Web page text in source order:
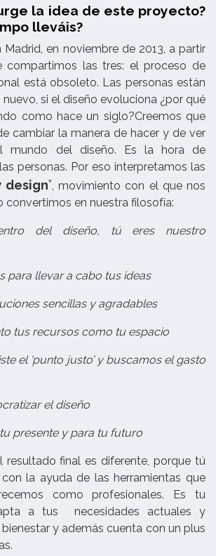
la idea de este proyecto?
lleváis?
en noviembre de 2013, a partir
compartimos las tres: el proceso de
está obsoleto. Las personas están
si el diseño evoluciona ¿por qué
como hace un siglo?Creemos que
cambiar la manera de hacer y de ver
mundo del diseño. Es la hora de
personas. Por eso interpretamos las
design”, movimiento con el que nos
convertimos en nuestra filosofía:
del diseño, tú eres nuestro
para llevar a cabo tus ideas
sencillas y agradables
tus recursos como tu espacio
el ‘punto justo’ y buscamos el gasto
el diseño
presente y para tu futuro
resultado final es diferente, porque tú
la ayuda de las herramientas que
como profesionales. Es tu
a tus necesidades actuales y
y además cuenta con un plus